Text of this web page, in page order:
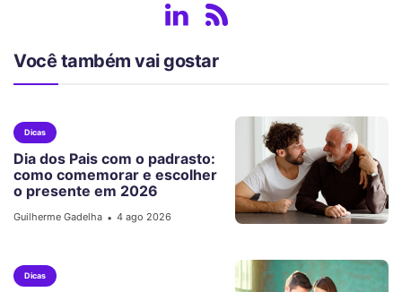
Você também vai gostar
Dicas
Dia dos Pais com o padrasto:
como comemorar e escolher
o presente em 2026
Guilherme Gadelha • 4 ago 2026
Dicas